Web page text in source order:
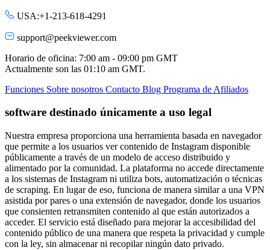
USA:+1-213-618-4291
support@peekviewer.com
Horario de oficina: 7:00 am - 09:00 pm GMT
Actualmente son las 01:10 am GMT.
Funciones Sobre nosotros Contacto Blog Programa de Afiliados
software destinado únicamente a uso legal
Nuestra empresa proporciona una herramienta basada en navegador
que permite a los usuarios ver contenido de Instagram disponible
públicamente a través de un modelo de acceso distribuido y
alimentado por la comunidad. La plataforma no accede directamente
a los sistemas de Instagram ni utiliza bots, automatización o técnicas
de scraping. En lugar de eso, funciona de manera similar a una VPN
asistida por pares o una extensión de navegador, donde los usuarios
que consienten retransmiten contenido al que están autorizados a
acceder. El servicio está diseñado para mejorar la accesibilidad del
contenido público de una manera que respeta la privacidad y cumple
con la ley, sin almacenar ni recopilar ningún dato privado.